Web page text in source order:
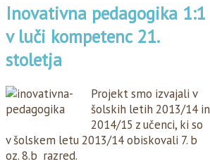
Inovativna pedagogika 1:1
v luči kompetenc 21.
stoletja
Projekt smo izvajali v
šolskih letih 2013/14 in
2014/15 z učenci, ki so
v šolskem letu 2013/14 obiskovali 7. b
oz. 8.b razred.